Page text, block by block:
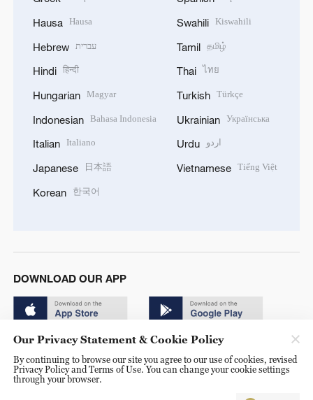
Hausa Hausa
Hebrew עברית
Hindi हिन्दी
Hungarian Magyar
Indonesian Bahasa Indonesia
Italian Italiano
Japanese 日本語
Korean 한국어
Swahili Kiswahili
Tamil தமிழ்
Thai ไทย
Turkish Türkçe
Ukrainian Українська
Urdu اردو
Vietnamese Tiếng Việt
DOWNLOAD OUR APP
© China Radio International.CRI. All Rights Reserved. 16A
Our Privacy Statement & Cookie Policy
By continuing to browse our site you agree to our use of cookies, revised
Privacy Policy and Terms of Use. You can change your cookie settings
through your browser.